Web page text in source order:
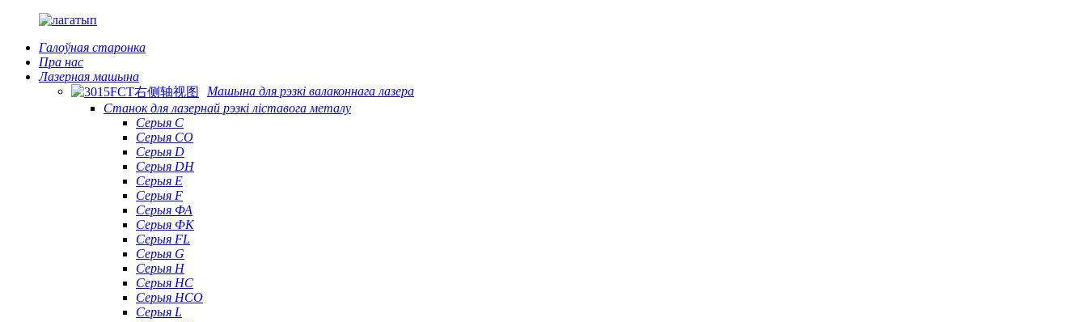
Галоўная старонка
Пра нас
Лазерная машына
Машына для рэзкі валаконнага лазера
Станок для лазернай рэзкі ліставога металу
Серыя С
Серыя CO
Серыя D
Серыя DH
Серыя Е
Серыя F
Серыя ФА
Серыя ФК
Серыя FL
Серыя G
Серыя H
Серыя HC
Серыя HCO
Серыя L